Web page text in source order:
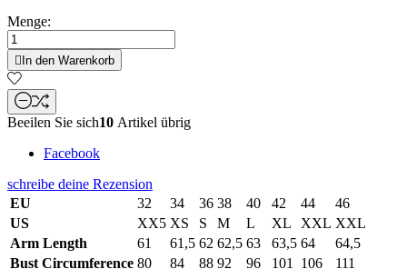
Menge:
 In den Warenkorb
Beeilen Sie sich10 Artikel übrig
Facebook
schreibe deine Rezension
EU
32 34 36 38 40 42 44
46
US
XX5 XS S M L XL XXL XXL
Arm Length
61 61,5 62 62,5 63 63,5 64
64,5
Bust Circumference 80 84 88 92 96 101 106
111